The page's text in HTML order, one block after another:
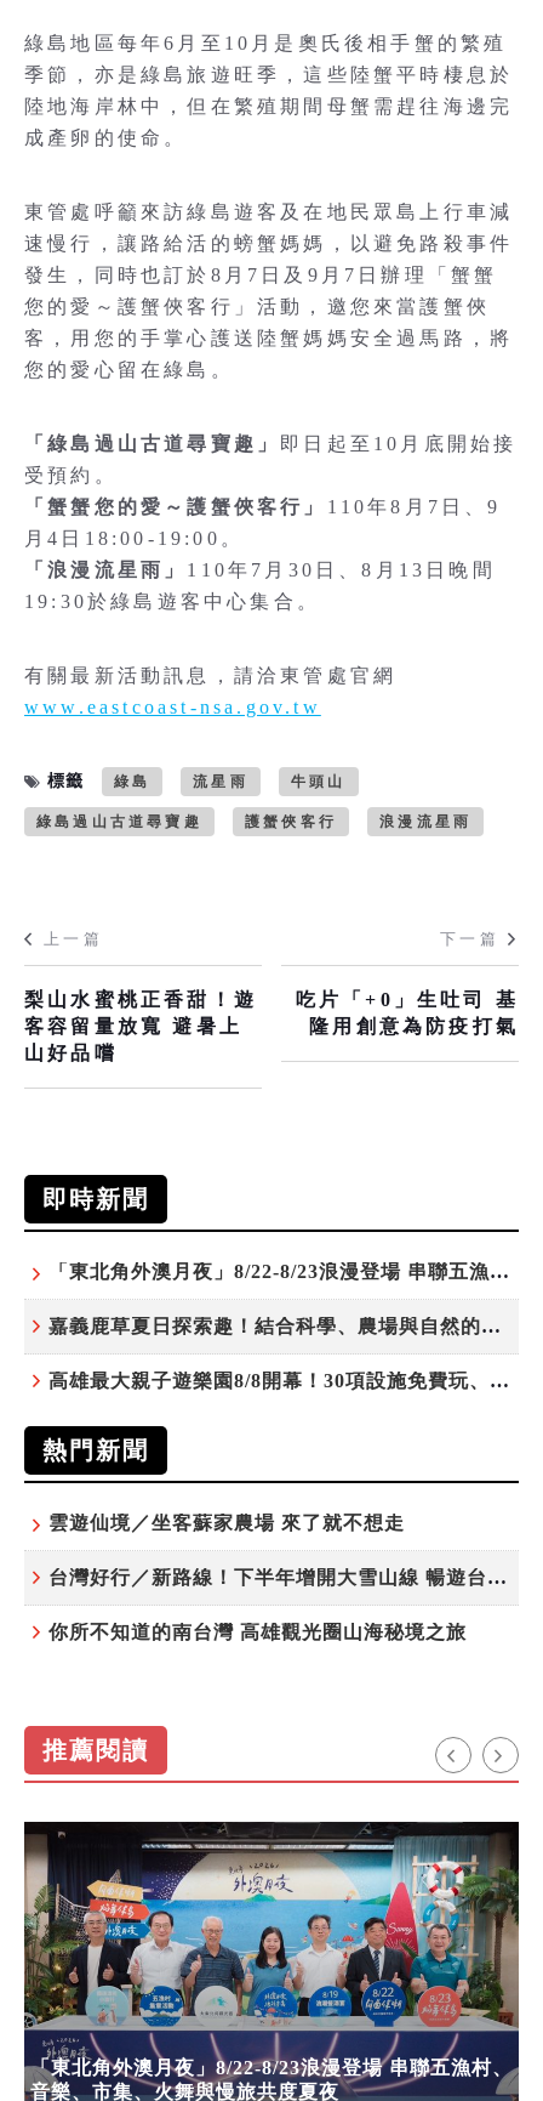
綠島地區每年6月至10月是奧氏後相手蟹的繁殖
季節，亦是綠島旅遊旺季，這些陸蟹平時棲息於
陸地海岸林中，但在繁殖期間母蟹需趕往海邊完
成產卵的使命。
東管處呼籲來訪綠島遊客及在地民眾島上行車減
速慢行，讓路給活的螃蟹媽媽，以避免路殺事件
發生，同時也訂於8月7日及9月7日辦理「蟹蟹
您的愛～護蟹俠客行」活動，邀您來當護蟹俠
客，用您的手掌心護送陸蟹媽媽安全過馬路，將
您的愛心留在綠島。
「綠島過山古道尋寶趣」
即日起至10月底開始接
受預約。
「蟹蟹您的愛～護蟹俠客行」 110年8月7日、9
月4日18:00-19:00。
「浪漫流星雨」 110年7月30日、8月13日晚間
19:30於綠島遊客中心集合。
有關最新活動訊息，請洽東管處官網
www.eastcoast-nsa.gov.tw
標籤 綠島 流星雨 牛頭山
綠島過山古道尋寶趣 護蟹俠客行 浪漫流星雨
上一篇
梨山水蜜桃正香甜！遊
客容留量放寬 避暑上
山好品嚐
下一篇
吃片「+0」生吐司 基
隆用創意為防疫打氣
即時新聞
「東北角外澳月夜」8/22-8/23浪漫登場 串聯五漁村、音樂、市集、火舞與慢旅共度夏夜
嘉義鹿草夏日探索趣！結合科學、農場與自然的親子小旅行
高雄最大親子遊樂園8/8開幕！30項設施免費玩、YOYO家族嗨翻暑假
熱門新聞
雲遊仙境／坐客蘇家農場 來了就不想走
台灣好行／新路線！下半年增開大雪山線 暢遊台中更便利
你所不知道的南台灣 高雄觀光圈山海秘境之旅
推薦閱讀
「東北角外澳月夜」8/22-8/23浪漫登場 串聯五漁村、
音樂、市集、火舞與慢旅共度夏夜